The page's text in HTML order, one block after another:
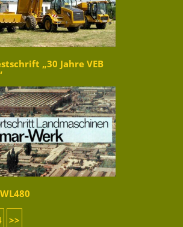
„30 Jahre VEB
>>